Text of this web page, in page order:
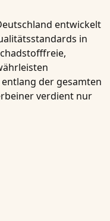
entwickelt
in
der gesamten
verdient nur